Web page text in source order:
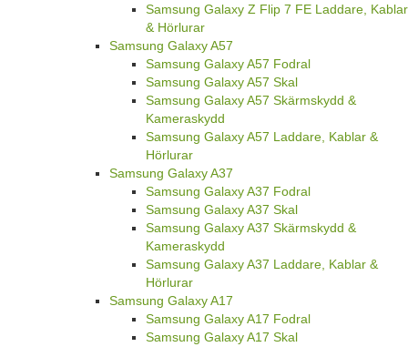
Samsung Galaxy Z Flip 7 FE Laddare, Kablar
& Hörlurar
Samsung Galaxy A57
Samsung Galaxy A57 Fodral
Samsung Galaxy A57 Skal
Samsung Galaxy A57 Skärmskydd &
Kameraskydd
Samsung Galaxy A57 Laddare, Kablar &
Hörlurar
Samsung Galaxy A37
Samsung Galaxy A37 Fodral
Samsung Galaxy A37 Skal
Samsung Galaxy A37 Skärmskydd &
Kameraskydd
Samsung Galaxy A37 Laddare, Kablar &
Hörlurar
Samsung Galaxy A17
Samsung Galaxy A17 Fodral
Samsung Galaxy A17 Skal